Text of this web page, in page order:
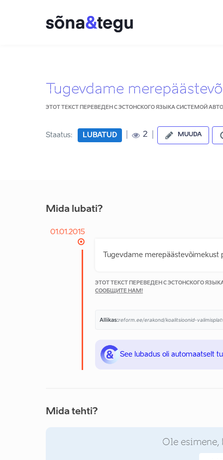
Tugevdame
ЭТОТ ТЕКСТ ПЕРЕВЕДЕН С ЭСТОНСКОГО ЯЗЫКА СИСТЕМОЙ
Staatus: LUBATUD 2 MUUDA
Mida lubati?
01.01.2015
Tugevdame
ЭТОТ ТЕКСТ ПЕРЕВЕДЕН С ЭСТОНСКОГО
СООБЩИТЕ НАМ!
Allikas:reform.ee/erakond/koalitsioonid-
See lubadus oli automaatselt
Mida tehti?
Ole esimene,